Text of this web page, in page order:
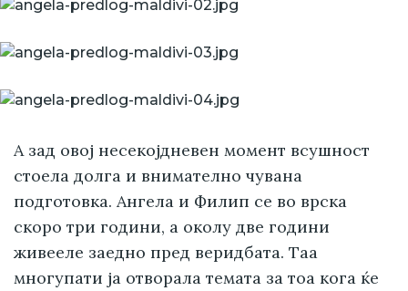
А зад овој несекојдневен момент всушност
стоела долга и внимателно чувана
подготовка. Ангела и Филип се во врска
скоро три години, а околу две години
живееле заедно пред веридбата. Таа
многупати ја отворала темата за тоа кога ќе